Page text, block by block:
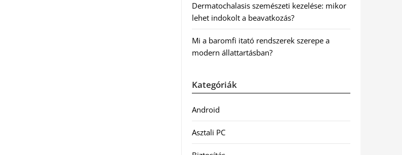
Dermatochalasis szemészeti kezelése: mikor
lehet indokolt a beavatkozás?
Mi a baromfi itató rendszerek szerepe a
modern állattartásban?
Kategóriák
Android
Asztali PC